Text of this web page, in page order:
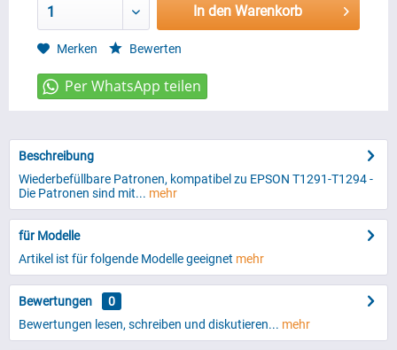
1 In den Warenkorb
Merken Bewerten
Beschreibung
Wiederbefüllbare Patronen, kompatibel zu EPSON T1291-T1294 -
Die Patronen sind mit... mehr
für Modelle
Artikel ist für folgende Modelle geeignet mehr
Bewertungen
0
Bewertungen lesen, schreiben und diskutieren... mehr